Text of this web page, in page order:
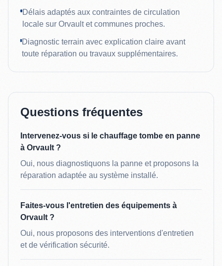
Délais adaptés aux contraintes de circulation
locale sur Orvault et communes proches.
Diagnostic terrain avec explication claire avant
toute réparation ou travaux supplémentaires.
Questions fréquentes
Intervenez-vous si le chauffage tombe en panne
à Orvault ?
Oui, nous diagnostiquons la panne et proposons la
réparation adaptée au système installé.
Faites-vous l'entretien des équipements à
Orvault ?
Oui, nous proposons des interventions d'entretien
et de vérification sécurité.